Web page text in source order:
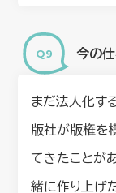
今の仕
まだ法人化す
版社が版権を
てきたことが
緒に作り上げ